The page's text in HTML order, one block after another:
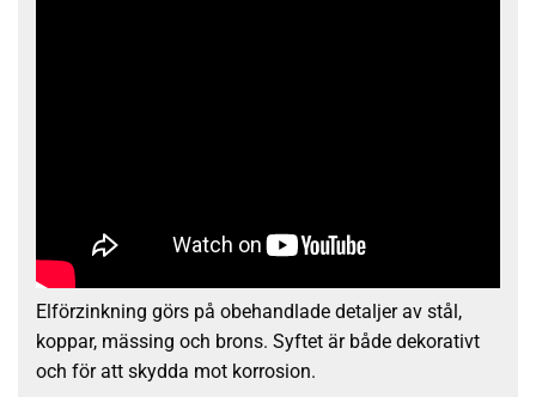
Elförzinkning görs på obehandlade detaljer av stål,
koppar, mässing och brons. Syftet är både dekorativt
och för att skydda mot korrosion.